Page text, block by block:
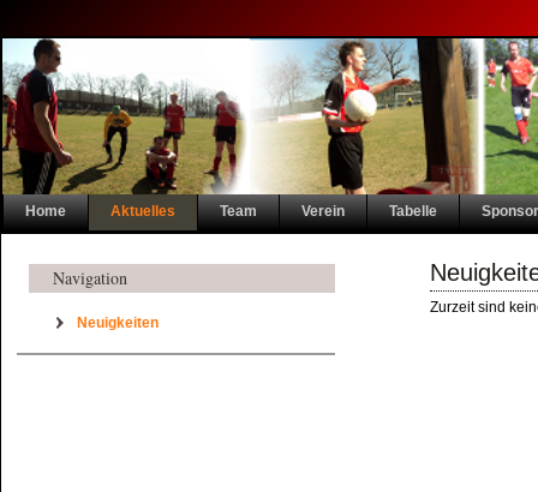
Navigation
überspringen
Home Aktuelles Team Verein Tabelle
Zurzeit sind
Navigation
Neuigkeiten